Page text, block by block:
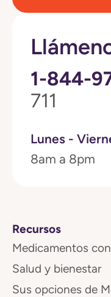
1-844-
711
Lunes -
8am a 8pm
Recursos
Medicamentos
Salud y bienestar
Sus opciones de